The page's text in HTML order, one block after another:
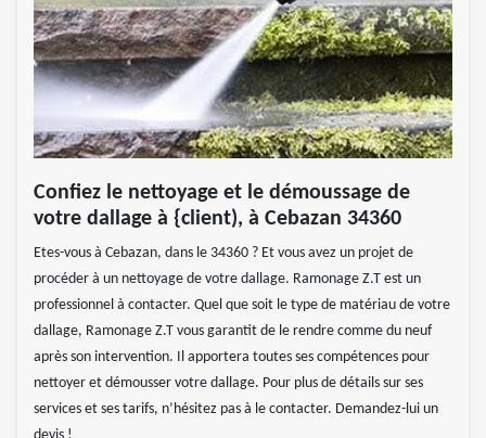
Confiez le nettoyage et le démoussage de
votre dallage à {client), à Cebazan 34360
Etes-vous à Cebazan, dans le 34360 ? Et vous avez un projet de
procéder à un nettoyage de votre dallage. Ramonage Z.T est un
professionnel à contacter. Quel que soit le type de matériau de votre
dallage, Ramonage Z.T vous garantit de le rendre comme du neuf
après son intervention. Il apportera toutes ses compétences pour
nettoyer et démousser votre dallage. Pour plus de détails sur ses
services et ses tarifs, n’hésitez pas à le contacter. Demandez-lui un